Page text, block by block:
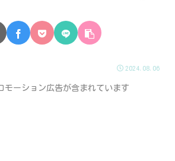
2024.08.06
モーション広告が含まれています